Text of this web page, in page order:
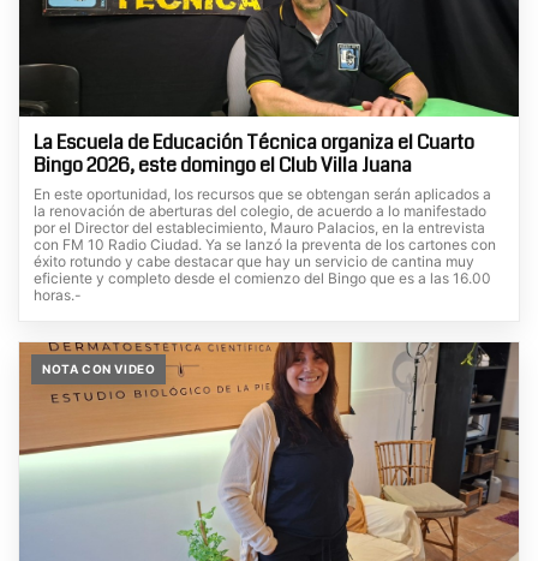
La Escuela de Educación Técnica organiza el Cuarto
Bingo 2026, este domingo el Club Villa Juana
En este oportunidad, los recursos que se obtengan serán aplicados a
la renovación de aberturas del colegio, de acuerdo a lo manifestado
por el Director del establecimiento, Mauro Palacios, en la entrevista
con FM 10 Radio Ciudad. Ya se lanzó la preventa de los cartones con
éxito rotundo y cabe destacar que hay un servicio de cantina muy
eficiente y completo desde el comienzo del Bingo que es a las 16.00
horas.-
NOTA CON VIDEO